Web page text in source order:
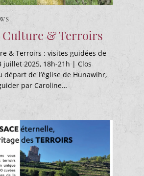
Culture & Terroirs
& Terroirs : visites guidées de
juillet 2025, 18h-21h | Clos
départ de l’église de Hunawihr,
par Caroline…